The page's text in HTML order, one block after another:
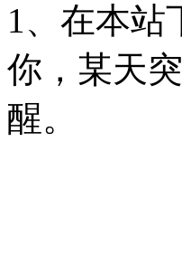
1、在本站
你，某天
醒。